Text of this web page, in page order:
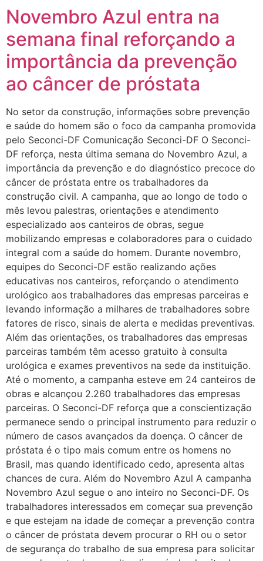
Novembro Azul entra na
semana final reforçando a
importância da prevenção
ao câncer de próstata
No setor da construção, informações sobre prevenção
e saúde do homem são o foco da campanha promovida
pelo Seconci-DF Comunicação Seconci-DF O Seconci-
DF reforça, nesta última semana do Novembro Azul, a
importância da prevenção e do diagnóstico precoce do
câncer de próstata entre os trabalhadores da
construção civil. A campanha, que ao longo de todo o
mês levou palestras, orientações e atendimento
especializado aos canteiros de obras, segue
mobilizando empresas e colaboradores para o cuidado
integral com a saúde do homem. Durante novembro,
equipes do Seconci-DF estão realizando ações
educativas nos canteiros, reforçando o atendimento
urológico aos trabalhadores das empresas parceiras e
levando informação a milhares de trabalhadores sobre
fatores de risco, sinais de alerta e medidas preventivas.
Além das orientações, os trabalhadores das empresas
parceiras também têm acesso gratuito à consulta
urológica e exames preventivos na sede da instituição.
Até o momento, a campanha esteve em 24 canteiros de
obras e alcançou 2.260 trabalhadores das empresas
parceiras. O Seconci-DF reforça que a conscientização
permanece sendo o principal instrumento para reduzir o
número de casos avançados da doença. O câncer de
próstata é o tipo mais comum entre os homens no
Brasil, mas quando identificado cedo, apresenta altas
chances de cura. Além do Novembro Azul A campanha
Novembro Azul segue o ano inteiro no Seconci-DF. Os
trabalhadores interessados em começar sua prevenção
e que estejam na idade de começar a prevenção contra
o câncer de próstata devem procurar o RH ou o setor
de segurança do trabalho de sua empresa para solicitar